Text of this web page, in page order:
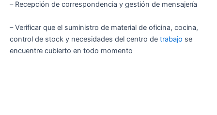
– Recepción de correspondencia y gestión de mensajería
– Verificar que el suministro de material de oficina, cocina,
control de stock y necesidades del centro de trabajo se
encuentre cubierto en todo momento